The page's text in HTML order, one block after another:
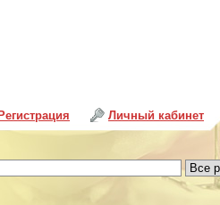
Личный кабинет